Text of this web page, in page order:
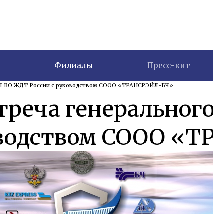
Филиалы Пресс-кит
ВО ЖДТ России с руководством СООО «ТРАНСРЭЙЛ-БЧ»
СООО